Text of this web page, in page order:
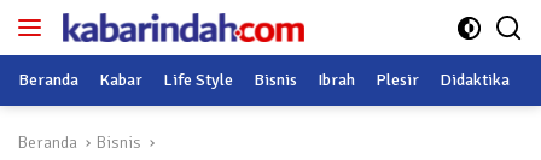
Langsung
Beranda Kabar Life Style Bisnis Ibrah Plesir Didaktika
Beranda Bisnis